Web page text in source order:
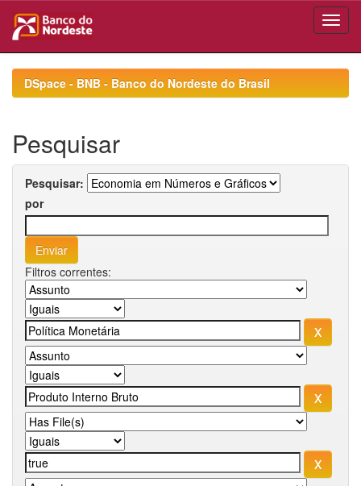
navigationDSpace - BNB - Banco do Nordeste do Brasil
Pesquisar
Pesquisar:
por
Filtros correntes: